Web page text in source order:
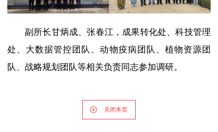
副所长甘炳成、张春江，成果转化处、科技管理
处、大数据管控团队、动物疫病团队、植物资源团
队、战略规划团队等相关负责同志参加调研。
关闭本页